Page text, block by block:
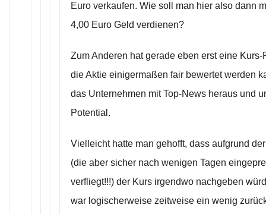
Euro verkaufen. Wie soll man hier also dann
4,00 Euro Geld verdienen?
Zum Anderen hat gerade eben erst eine
die Aktie einigermaßen fair bewertet werden
das Unternehmen mit Top-News heraus und
Potential.
Vielleicht hatte man gehofft, dass aufgrund
(die aber sicher nach wenigen Tagen
verfliegt!!!) der Kurs irgendwo nachgeben
war logischerweise zeitweise ein wenig